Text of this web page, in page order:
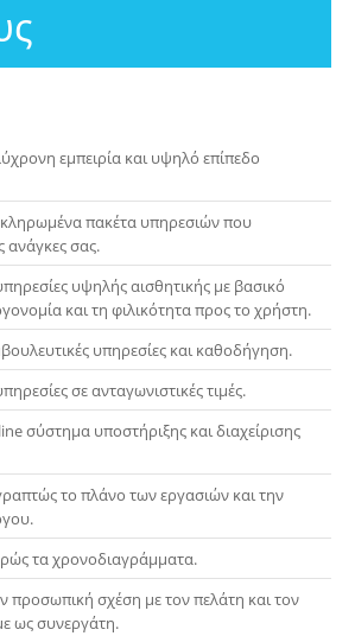
εμπειρία και υψηλό επίπεδο
πακέτα υπηρεσιών που
ανάγκες σας.
υψηλής αισθητικής με βασικό
και τη φιλικότητα προς το χρήστη.
υπηρεσίες και καθοδήγηση.
σε ανταγωνιστικές τιμές.
σύστημα υποστήριξης και διαχείρισης
το πλάνο των εργασιών και την
τα χρονοδιαγράμματα.
προσωπική σχέση με τον πελάτη και τον
ως συνεργάτη.